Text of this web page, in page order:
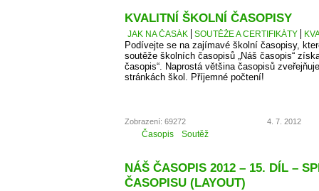
KVALITNÍ ŠKOLNÍ ČASOPISY
JAK NA ČASÁK SOUTĚŽE A CERTIFIKÁTY
Podívejte se na zajímavé školní časopisy,
soutěže školních časopisů „Náš časopis“
časopis“. Naprostá většina časopisů
stránkách škol. Příjemné počtení!
Zobrazení: 69272 4. 7. 2012
Časopis Soutěž
NÁŠ ČASOPIS 2012 – 15. DÍL –
ČASOPISU (LAYOUT)